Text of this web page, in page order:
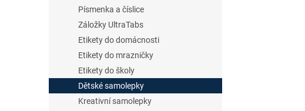
Písmenka a číslice
Záložky UltraTabs
Etikety do domácnosti
Etikety do mrazničky
Etikety do školy
Dětské samolepky
Kreativní samolepky